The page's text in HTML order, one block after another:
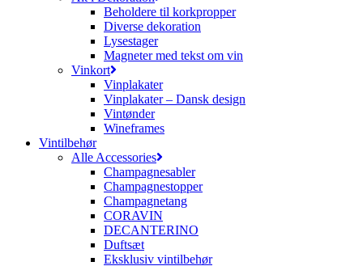
Beholdere til korkpropper
Diverse dekoration
Lysestager
Magneter med tekst om vin
Vinkort
Vinplakater
Vinplakater – Dansk design
Vintønder
Wineframes
Vintilbehør
Alle Accessories
Champagnesabler
Champagnestopper
Champagnetang
CORAVIN
DECANTERINO
Duftsæt
Eksklusiv vintilbehør